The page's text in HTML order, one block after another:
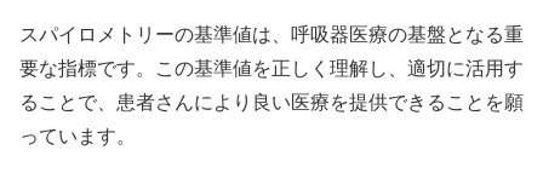
スパイロメトリーの基準値は、呼吸器医療の基盤となる重
要な指標です。この基準値を正しく理解し、適切に活用す
ることで、患者さんにより良い医療を提供できることを願
っています。